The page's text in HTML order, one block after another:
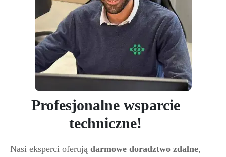
Profesjonalne wsparcie
techniczne!
Nasi eksperci oferują darmowe doradztwo zdalne,